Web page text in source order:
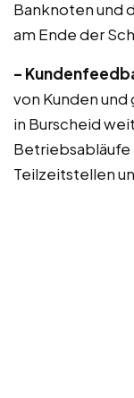
Banknoten und
am Ende der
–
von Kunden
in Burscheid
Teilzeitstellen